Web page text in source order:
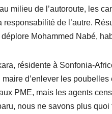
milieu de l’autoroute, les
de l’autre.
Mohammed Nabé,
résidente à Sonfonia-
d’enlever les
PME, mais les agents
nous ne savons plus